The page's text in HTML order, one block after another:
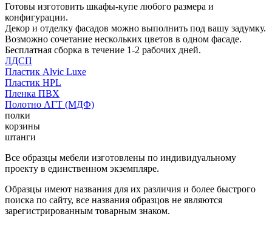
Готовы изготовить шкафы-купе любого размера и
конфигурации.
Декор и отделку фасадов можно выполнить под вашу задумку.
Возможно сочетание нескольких цветов в одном фасаде.
Бесплатная сборка в течение 1-2 рабочих дней.
ЛДСП
Пластик Alvic Luxe
Пластик HPL
Пленка ПВХ
Полотно АГТ (МДФ)
полки
корзины
штанги
Все образцы мебели изготовлены по индивидуальному
проекту в единственном экземпляре.
Образцы имеют названия для их различия и более быстрого
поиска по сайту, все названия образцов не являются
зарегистрированным товарным знаком.